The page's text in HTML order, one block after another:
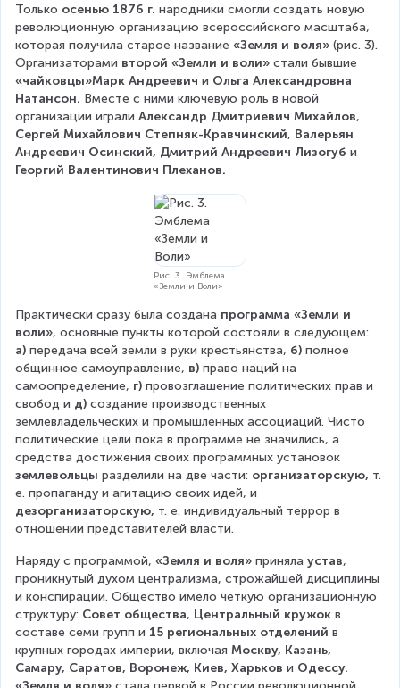
Только осенью 1876 г. народники смогли создать новую
революционную организацию всероссийского масштаба,
которая получила старое название «Земля и воля» (рис. 3).
Организаторами второй «Земли и воли» стали бывшие
«чайковцы»Марк Андреевич и Ольга Александровна
Натансон. Вместе с ними ключевую роль в новой
организации играли Александр Дмитриевич Михайлов,
Сергей Михайлович Степняк-Кравчинский, Валерьян
Андреевич Осинский, Дмитрий Андреевич Лизогуб и
Георгий Валентинович Плеханов.
Рис. 3. Эмблема
«Земли и Воли»
Практически сразу была создана программа «Земли и
воли», основные пункты которой состояли в следующем:
а) передача всей земли в руки крестьянства, б) полное
общинное самоуправление, в) право наций на
самоопределение, г) провозглашение политических прав и
свобод и д) создание производственных
землевладельческих и промышленных ассоциаций. Чисто
политические цели пока в программе не значились, а
средства достижения своих программных установок
землевольцы разделили на две части: организаторскую, т.
е. пропаганду и агитацию своих идей, и
дезорганизаторскую, т. е. индивидуальный террор в
отношении представителей власти.
Наряду с программой, «Земля и воля» приняла устав,
проникнутый духом централизма, строжайшей дисциплины
и конспирации. Общество имело четкую организационную
структуру: Совет общества, Центральный кружок в
составе семи групп и 15 региональных отделений в
крупных городах империи, включая Москву, Казань,
Самару, Саратов, Воронеж, Киев, Харьков и Одессу.